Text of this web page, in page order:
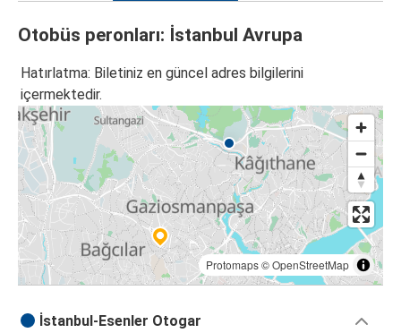
Otobüs peronları: İstanbul Avrupa
Hatırlatma: Biletiniz en güncel adres bilgilerini
içermektedir.
Protomaps©OpenStreetMap
İstanbul-Esenler Otogar